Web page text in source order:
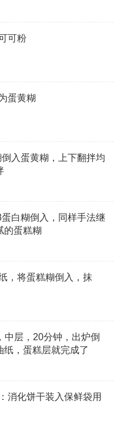
可粉
蛋黄糊
入蛋黄糊，上下翻拌均
白糊倒入，同样手法继
的蛋糕糊
，将蛋糕糊倒入，抹
中层，20分钟，出炉倒
纸，蛋糕层就完成了
消化饼干装入保鲜袋用